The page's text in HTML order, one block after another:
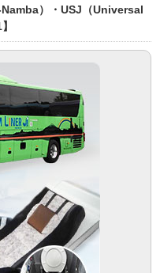
）・USJ（Universal